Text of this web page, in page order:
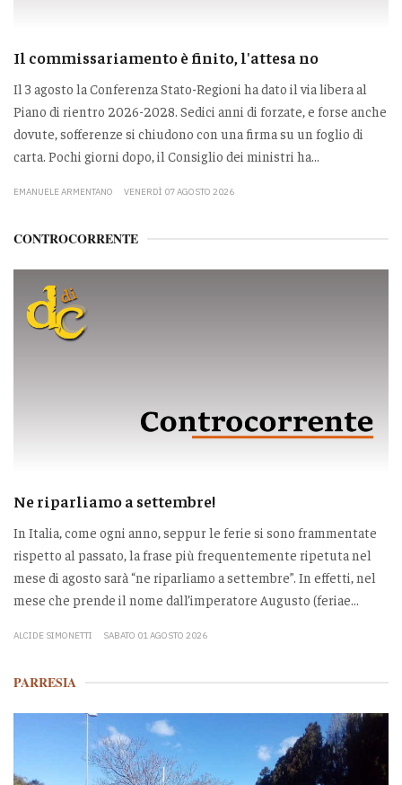
Il commissariamento è finito, l'attesa no
Il 3 agosto la Conferenza Stato-Regioni ha dato il via libera al
Piano di rientro 2026-2028. Sedici anni di forzate, e forse anche
dovute, sofferenze si chiudono con una firma su un foglio di
carta. Pochi giorni dopo, il Consiglio dei ministri ha...
EMANUELE ARMENTANO VENERDÌ 07 AGOSTO 2026
CONTROCORRENTE
Ne riparliamo a settembre!
In Italia, come ogni anno, seppur le ferie si sono frammentate
rispetto al passato, la frase più frequentemente ripetuta nel
mese di agosto sarà “ne riparliamo a settembre”. In effetti, nel
mese che prende il nome dall’imperatore Augusto (feriae...
ALCIDE SIMONETTI SABATO 01 AGOSTO 2026
PARRESIA